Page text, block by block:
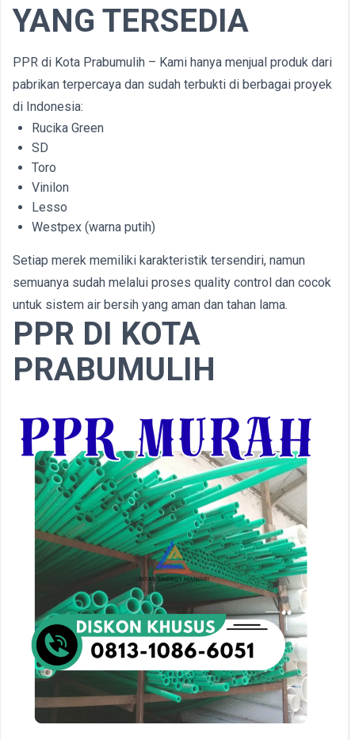
YANG TERSEDIA
PPR di Kota Prabumulih – Kami hanya menjual produk dari
pabrikan terpercaya dan sudah terbukti di berbagai proyek
di Indonesia:
Rucika Green
SD
Toro
Vinilon
Lesso
Westpex (warna putih)
Setiap merek memiliki karakteristik tersendiri, namun
semuanya sudah melalui proses quality control dan cocok
untuk sistem air bersih yang aman dan tahan lama.
PPR DI KOTA
PRABUMULIH